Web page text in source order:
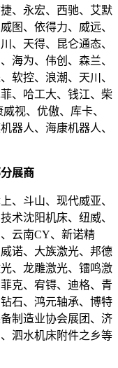
、永宏、西驰、艾默
图、依得力、威远、
、天得、昆仑通态、
海为、伟创、森兰、
软控、浪潮、天川、
、哈工大、钱江、柴
视、优傲、库卡、
器人、海康机器人、
展商
、斗山、现代威亚、
术沈阳机床、纽威、
云南CY、新诺精
诺、大族激光、邦德
、龙雕激光、镭鸣激
克、宥锝、迪格、青
石、鸿元轴承、博特
制造业协会展团、济
泗水机床附件之乡等